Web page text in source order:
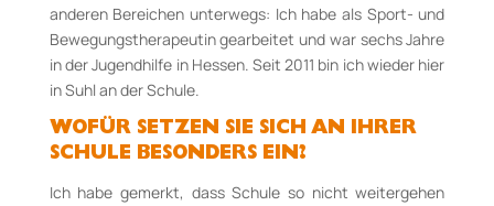
anderen Bereichen unterwegs: Ich habe als Sport­- und
Bewegungstherapeutin gearbeitet und war sechs Jahre
in der Jugendhilfe in Hessen. Seit 2011 bin ich wieder hier
in Suhl an der Schule.
WOFÜR SETZEN SIE SICH AN IHRER
SCHULE BESONDERS EIN?
Ich habe gemerkt, dass Schule so nicht weitergehen